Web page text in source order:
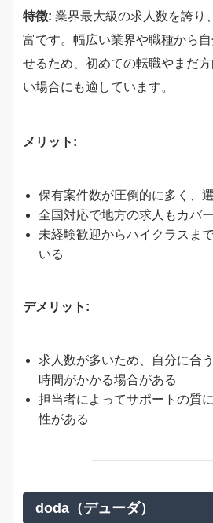
特徴: 業界最大級の求人数を誇り
富です。幅広い業界や職種から
せるため、初めての転職やまだ
い場合にも適しています。
メリット:
保有案件数が圧倒的に多く、
全国対応で地方の求人もカバー
未経験歓迎からハイクラスま
いる
デメリット:
求人数が多いため、自分に合
時間がかかる場合がある
担当者によってサポートの質
性がある
doda（デューダ）